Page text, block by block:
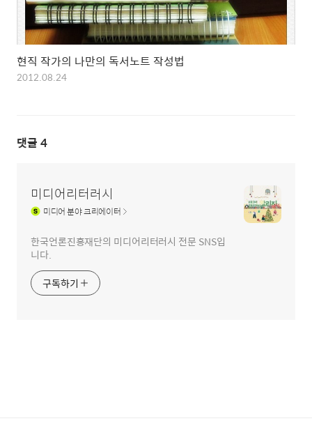
현직 작가의 나만의 독서노트 작성법
2012.08.24
댓글 4
미디어리터러시
미디어분야 크리에이터
한국언론진흥재단의 미디어리터러시 전문 SNS입
니다.
구독하기